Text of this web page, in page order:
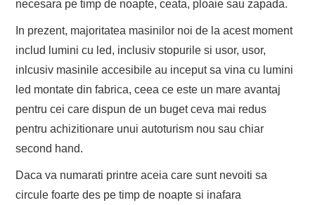
necesara pe timp de noapte, ceata, ploaie sau zapada.
In prezent, majoritatea masinilor noi de la acest moment
includ lumini cu led, inclusiv stopurile si usor, usor,
inlcusiv masinile accesibile au inceput sa vina cu lumini
led montate din fabrica, ceea ce este un mare avantaj
pentru cei care dispun de un buget ceva mai redus
pentru achizitionare unui autoturism nou sau chiar
second hand.
Daca va numarati printre aceia care sunt nevoiti sa
circule foarte des pe timp de noapte si inafara